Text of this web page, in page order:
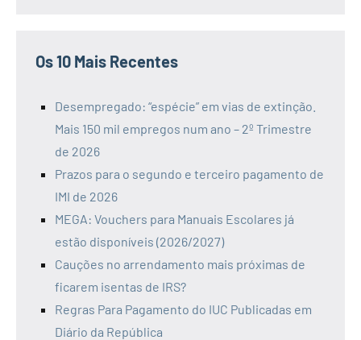
Os 10 Mais Recentes
Desempregado: “espécie” em vias de extinção.
Mais 150 mil empregos num ano – 2º Trimestre
de 2026
Prazos para o segundo e terceiro pagamento de
IMI de 2026
MEGA: Vouchers para Manuais Escolares já
estão disponíveis (2026/2027)
Cauções no arrendamento mais próximas de
ficarem isentas de IRS?
Regras Para Pagamento do IUC Publicadas em
Diário da República